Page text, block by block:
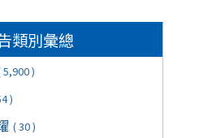
類別彙總
5,900 )
)
( 30 )